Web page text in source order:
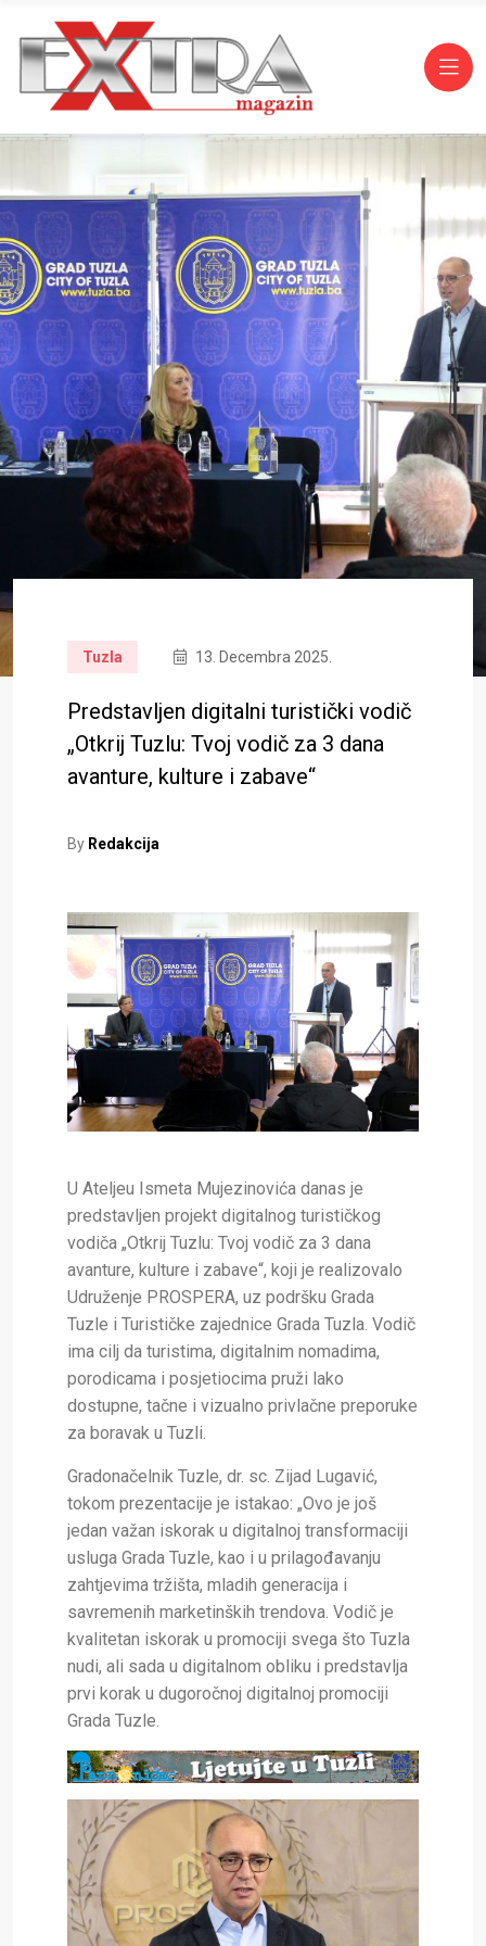
Tuzla 13. Decembra 2025.
Predstavljen digitalni turistički vodič
„Otkrij Tuzlu: Tvoj vodič za 3 dana
avanture, kulture i zabave“
By Redakcija
U Ateljeu Ismeta Mujezinovića danas je
predstavljen projekt digitalnog turističkog
vodiča „Otkrij Tuzlu: Tvoj vodič za 3 dana
avanture, kulture i zabave“, koji je realizovalo
Udruženje PROSPERA, uz podršku Grada
Tuzle i Turističke zajednice Grada Tuzla. Vodič
ima cilj da turistima, digitalnim nomadima,
porodicama i posjetiocima pruži lako
dostupne, tačne i vizualno privlačne preporuke
za boravak u Tuzli.
Gradonačelnik Tuzle, dr. sc. Zijad Lugavić,
tokom prezentacije je istakao: „Ovo je još
jedan važan iskorak u digitalnoj transformaciji
usluga Grada Tuzle, kao i u prilagođavanju
zahtjevima tržišta, mladih generacija i
savremenih marketinških trendova. Vodič je
kvalitetan iskorak u promociji svega što Tuzla
nudi, ali sada u digitalnom obliku i predstavlja
prvi korak u dugoročnoj digitalnoj promociji
Grada Tuzle.